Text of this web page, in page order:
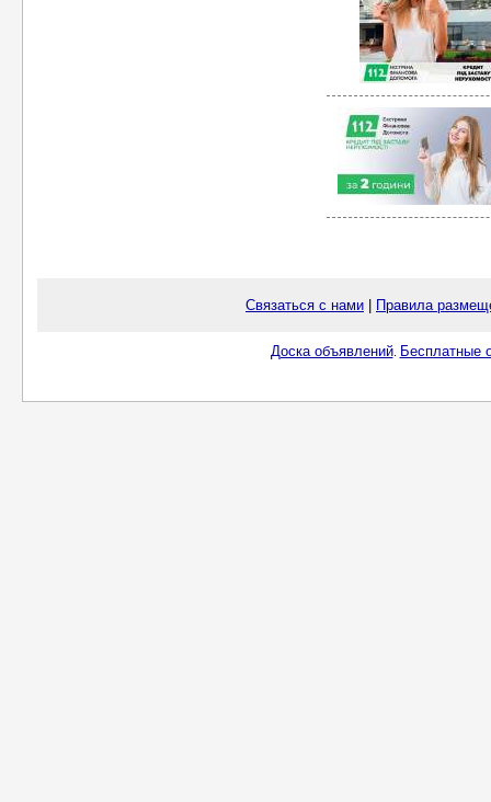
Связаться с нами Правила
Доска объявлений. Бесплатные